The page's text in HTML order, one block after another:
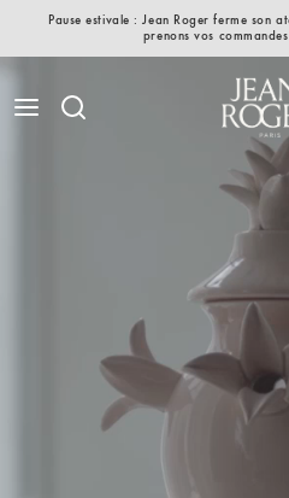
Pause estivale : Jean Roger ferme son
prenons vos